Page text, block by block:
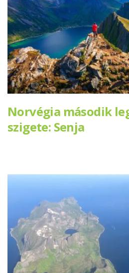
Norvégia második
szigete: Senja